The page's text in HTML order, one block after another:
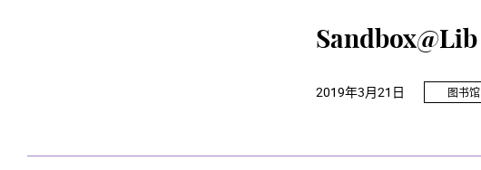
Sandbox@Lib
图书馆
2019年3月21日